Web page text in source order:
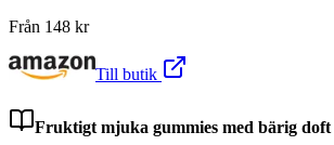
Från 148 kr
Till butik
Fruktigt mjuka gummies med bärig doft